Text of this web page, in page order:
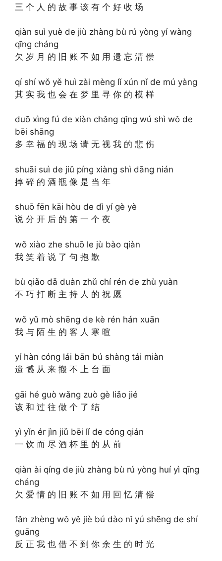
三 个 人 的 故 事 该 有 个 好 收 场
qiàn suì yuè de jiù zhàng bù rú yòng yí wàng
qīng cháng
欠 岁 月 的 旧 账 不 如 用 遗 忘 清 偿
qí shí wǒ yě huì zài mèng lǐ xún nǐ de mú yàng
其 实 我 也 会 在 梦 里 寻 你 的 模 样
duō xìng fú de xiàn chǎng qǐng wú shì wǒ de
bēi shāng
多 幸 福 的 现 场 请 无 视 我 的 悲 伤
shuāi suì de jiǔ píng xiàng shì dāng nián
摔 碎 的 酒 瓶 像 是 当 年
shuō fēn kāi hòu de dì yí gè yè
说 分 开 后 的 第 一 个 夜
wǒ xiào zhe shuō le jù bào qiàn
我 笑 着 说 了 句 抱 歉
bù qiǎo dǎ duàn zhǔ chí rén de zhù yuàn
不 巧 打 断 主 持 人 的 祝 愿
wǒ yǔ mò shēng de kè rén hán xuān
我 与 陌 生 的 客 人 寒 暄
yí hàn cóng lái bān bú shàng tái miàn
遗 憾 从 来 搬 不 上 台 面
gāi hé guò wǎng zuò gè liǎo jié
该 和 过 往 做 个 了 结
yì yǐn ér jìn jiǔ bēi lǐ de cóng qián
一 饮 而 尽 酒 杯 里 的 从 前
qiàn ài qíng de jiù zhàng bù rú yòng huí yì qīng
cháng
欠 爱 情 的 旧 账 不 如 用 回 忆 清 偿
fǎn zhèng wǒ yě jiè bú dào nǐ yú shēng de shí
guāng
反 正 我 也 借 不 到 你 余 生 的 时 光